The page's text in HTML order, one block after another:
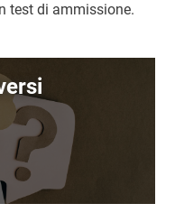
test di ammissione.